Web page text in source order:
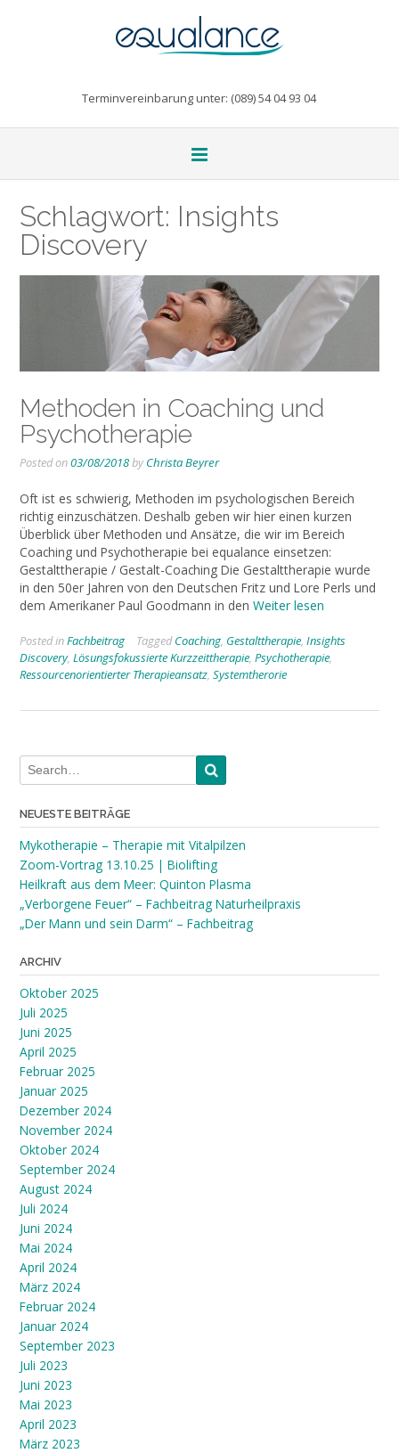
Terminvereinbarung unter: (089) 54 04 93 04
Schlagwort: Insights
Discovery
Methoden in Coaching und
Psychotherapie
Posted on03/08/2018by Christa Beyrer
Oft ist es schwierig, Methoden im psychologischen Bereich
richtig einzuschätzen. Deshalb geben wir hier einen kurzen
Überblick über Methoden und Ansätze, die wir im Bereich
Coaching und Psychotherapie bei equalance einsetzen:
Gestalttherapie / Gestalt-Coaching Die Gestalttherapie wurde
in den 50er Jahren von den Deutschen Fritz und Lore Perls und
dem Amerikaner Paul Goodmann in den Weiter lesen
Posted inFachbeitrag TaggedCoaching, Gestalttherapie, Insights
Discovery, Lösungsfokussierte Kurzzeittherapie, Psychotherapie,
Ressourcenorientierter Therapieansatz, Systemtherorie
NEUESTE BEITRÄGE
Mykotherapie – Therapie mit Vitalpilzen
Zoom-Vortrag 13.10.25 | Biolifting
Heilkraft aus dem Meer: Quinton Plasma
„Verborgene Feuer“ – Fachbeitrag Naturheilpraxis
„Der Mann und sein Darm“ – Fachbeitrag
ARCHIV
Oktober 2025
Juli 2025
Juni 2025
April 2025
Februar 2025
Januar 2025
Dezember 2024
November 2024
Oktober 2024
September 2024
August 2024
Juli 2024
Juni 2024
Mai 2024
April 2024
März 2024
Februar 2024
Januar 2024
September 2023
Juli 2023
Juni 2023
Mai 2023
April 2023
März 2023